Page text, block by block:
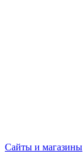
Сайты и магазины